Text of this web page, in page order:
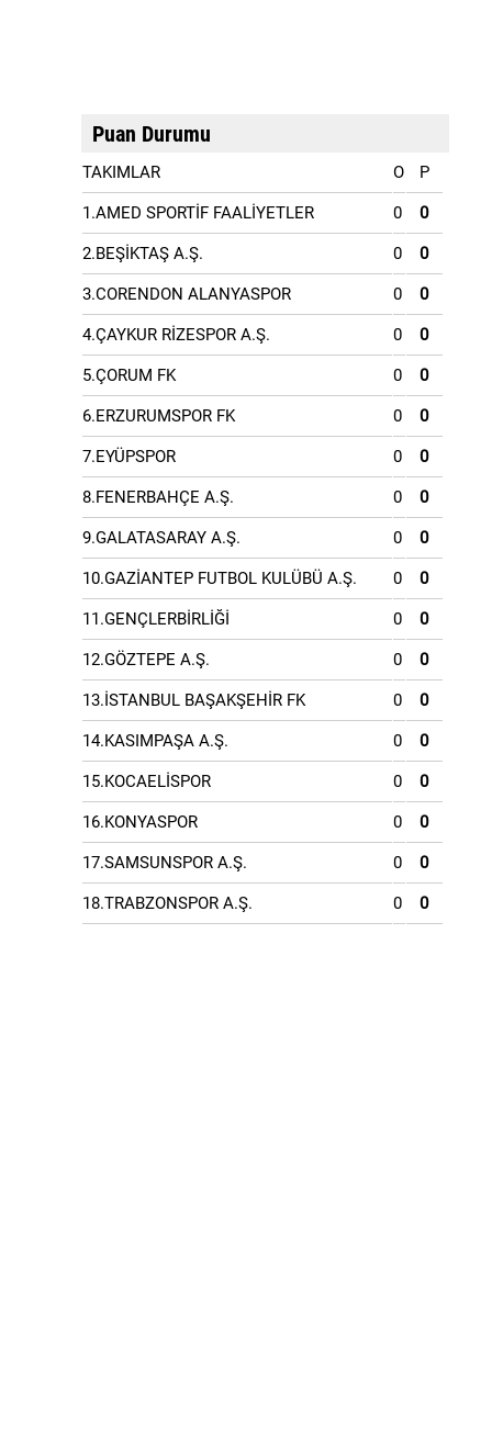
Puan Durumu
TAKIMLAR O P
1.AMED SPORTİF FAALİYETLER 0 0
2.BEŞİKTAŞ A.Ş. 0 0
3.CORENDON ALANYASPOR 0 0
4.ÇAYKUR RİZESPOR A.Ş. 0 0
5.ÇORUM FK 0 0
6.ERZURUMSPOR FK 0 0
7.EYÜPSPOR 0 0
8.FENERBAHÇE A.Ş. 0 0
9.GALATASARAY A.Ş. 0 0
10.GAZİANTEP FUTBOL KULÜBÜ A.Ş. 0 0
11.GENÇLERBİRLİĞİ 0 0
12.GÖZTEPE A.Ş. 0 0
13.İSTANBUL BAŞAKŞEHİR FK 0 0
14.KASIMPAŞA A.Ş. 0 0
15.KOCAELİSPOR 0 0
16.KONYASPOR 0 0
17.SAMSUNSPOR A.Ş. 0 0
18.TRABZONSPOR A.Ş. 0 0